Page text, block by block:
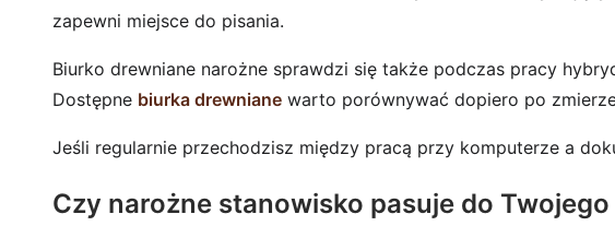
zapewni miejsce do pisania.
Biurko drewniane narożne sprawdzi się także podczas pracy
Dostępne biurka drewniane warto porównywać dopiero po
Jeśli regularnie przechodzisz między pracą przy komputerze a
Czy narożne stanowisko pasuje do